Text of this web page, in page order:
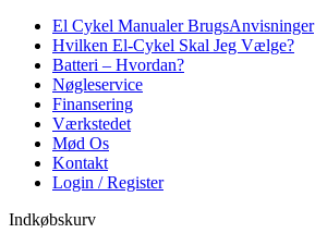
El Cykel Manualer BrugsAnvisninger
Hvilken El-Cykel Skal Jeg Vælge?
Batteri – Hvordan?
Nøgleservice
Finansering
Værkstedet
Mød Os
Kontakt
Login / Register
Indkøbskurv